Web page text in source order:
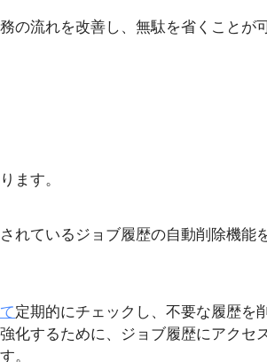
の流れを改善し、無駄を省くことが
ます。
れているジョブ履歴の自動削除機能
定期的にチェックし、不要な履歴を
化するために、ジョブ履歴にアクセ
。